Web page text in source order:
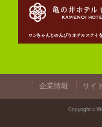
企業情報 サイ
Copyright ©